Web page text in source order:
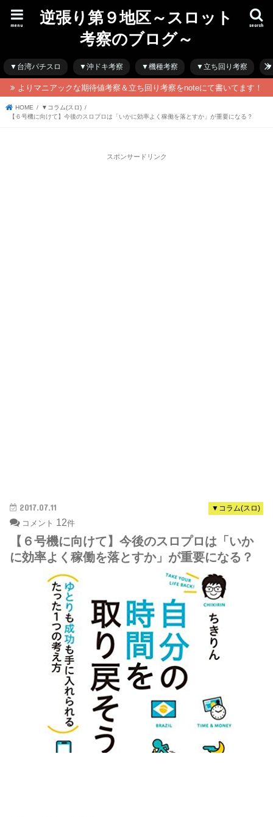
逆張り第９地区～スロット
考察のブログ～
search
menu
▼台湾パチスロ ▼沖ドキ考察 ▼機種考察 ▼立ち回り考察 ▼
よりマニアックな期待値考察＆立ち回り考察をnoteにて書いてます！
HOME
▼コラム(スロ)
【６号機に向けて】今後のスロプロは「いかに効率よく稼働を落とすか」が重要になる？
スポンサードリンク
▼コラム(スロ)
2017.07.11
コメント 12件
【６号機に向けて】今後のスロプロは「いか
に効率よく稼働を落とすか」が重要になる？